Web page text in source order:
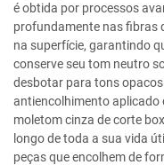
é obtida por processos
profundamente nas fibras
na superfície, garantindo
conserve seu tom neutro
desbotar para tons
antiencolhimento aplicado
moletom cinza de corte
longo de toda a sua vida
peças que encolhem de